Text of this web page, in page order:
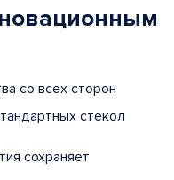
со всех сторон
стекол
сохраняет